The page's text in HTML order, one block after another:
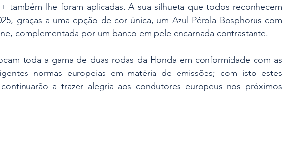
também lhe foram aplicadas. A sua silhueta que todos reconhecem
graças a uma opção de cor única, um Azul Pérola Bosphorus com
complementada por um banco em pele encarnada contrastante.
toda a gama de duas rodas da Honda em conformidade com as
normas europeias em matéria de emissões; com isto estes
a trazer alegria aos condutores europeus nos próximos